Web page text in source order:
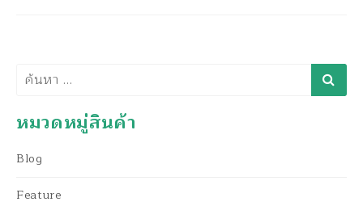
ค้นหา
หมวดหมู่สินค้า
Blog
Feature